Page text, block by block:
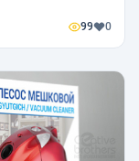
99 0